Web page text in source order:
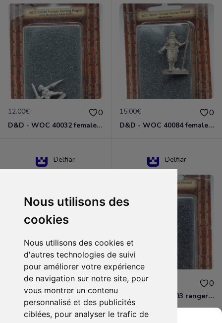
Nous utilisons des
cookies
Nous utilisons des cookies et
d'autres technologies de suivi
pour améliorer votre expérience
de navigation sur notre site, pour
vous montrer un contenu
personnalisé et des publicités
ciblées, pour analyser le trafic de
12.00€ 0
D&D - WOC 40032 female halfling rogue Miniature - Donjons Dragons
15.00€ 0
D&D - WOC 40084 female human wizard Miniature - Donjons Dragons
Delfiar
15.00€ 0
D&D - 88286 paladin human male Miniature - Donjons Dragons
Delfiar
12.00€ 0
D&D - WOC 40093 ranger human female Miniature - Donjons Dragons